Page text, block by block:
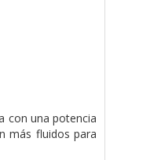
con una potencia
más fluidos para